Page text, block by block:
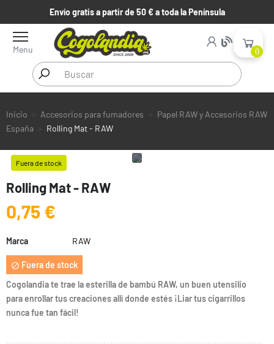
Envío gratis a partir de 50 € a toda la Península
Menu 0
Inicio Accesorios para fumadores
Papel RAW y Accesorios RAW
España
Rolling Mat - RAW
Fuera de stock
Rolling Mat - RAW
0,75 €
Marca RAW
 Fuera de stock
Cogolandia te trae la esterilla de bambú RAW, un buen utensilio
para enrollar tus creaciones allí donde estés ¡Liar tus cigarrillos
nunca fue tan fácil!